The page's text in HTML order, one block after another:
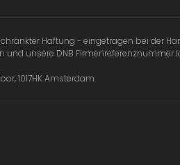
Haftung - eingetragen bei der
unsere DNB Firmenreferenznummer
1017HK Amsterdam.